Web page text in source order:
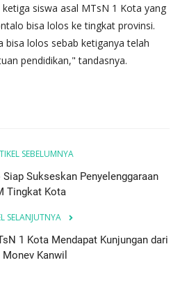
siswa asal MTsN 1 Kota yang
bisa lolos ke tingkat provinsi.
bisa lolos sebab ketiganya telah
pendidikan," tandasnya.
SEBELUMNYA
Sukseskan Penyelenggaraan
Tingkat Kota
SELANJUTNYA
1 Kota Mendapat Kunjungan dari
Kanwil